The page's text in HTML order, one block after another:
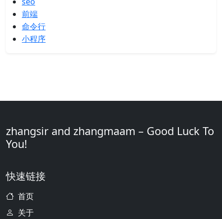
前端
命令行
小程序
zhangsir and zhangmaam – Good Luck To
You!
快速链接
首页
关于